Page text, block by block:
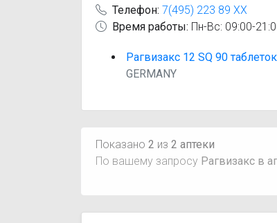
Телефон: 7(495) 223 89 XX
Время работы: Пн-Вс: 09:00-
Рагвизакс 12 SQ 90 таблеток
GERMANY
Показано 2 из 2 аптеки
По вашему запросу Рагвизакс в